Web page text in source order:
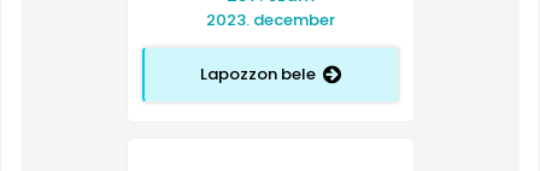
2023. december
Lapozzon bele